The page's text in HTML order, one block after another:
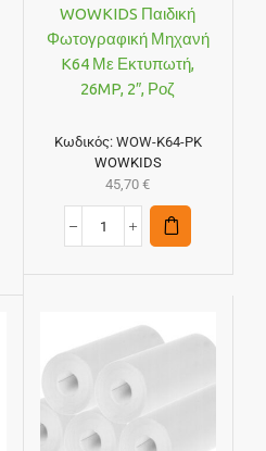
WOWKIDS Παιδική
Φωτογραφική Μηχανή
K64 Με Εκτυπωτή,
26MP, 2″, Ροζ
Κωδικός: WOW-K64-PK
WOWKIDS
45,70€